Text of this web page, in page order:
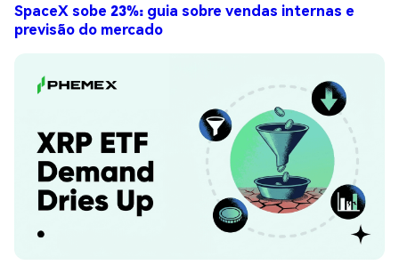
SpaceX sobe 23%: guia sobre vendas internas e
previsão do mercado